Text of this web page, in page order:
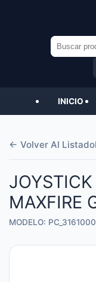
Buscar
por:
INICIO
← Volver Al Listado
MAXFIRE
MODELO: